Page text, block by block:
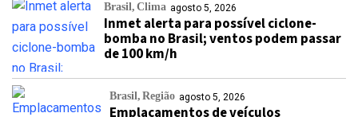
Brasil Clima agosto 5, 2026
Inmet alerta para possível ciclone-
bomba no Brasil; ventos podem passar
de 100 km/h
Brasil Região agosto 5, 2026